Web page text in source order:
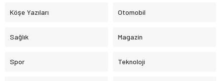
Köşe Yazıları Otomobil
Sağlık Magazin
Spor Teknoloji